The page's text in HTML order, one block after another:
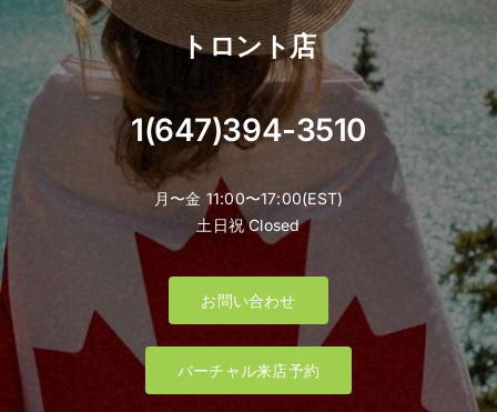
トロント店
1(647)394-3510
月〜金 11:00〜17:00(EST)
土日祝 Closed
お問い合わせ
バーチャル来店予約